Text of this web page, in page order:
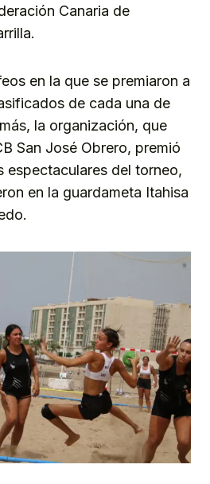
Canaria de
en la que se premiaron a
de cada una de
la organización, que
San José Obrero, premió
espectaculares del torneo,
en la guardameta Itahisa